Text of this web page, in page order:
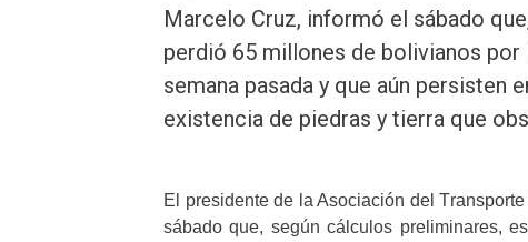
Marcelo Cruz, informó el sábado
perdió 65 millones de bolivianos
semana pasada y que aún persisten
existencia de piedras y tierra que
El presidente de la Asociación del
sábado que, según cálculos preliminares,